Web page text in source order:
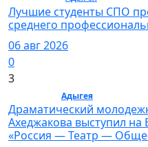
Лучшие студенты СПО
среднего
06 авг 2026
0
3
Адыгея/ Культура
Драматический
Ахеджакова выступил на
«Россия — Театр —